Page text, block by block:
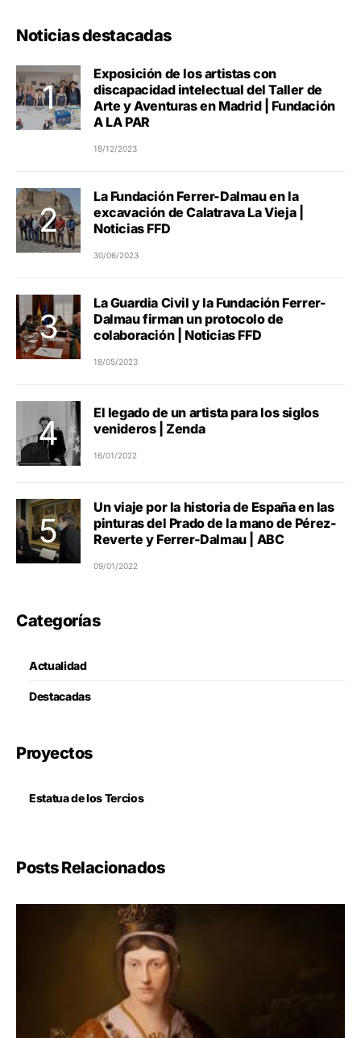
Noticias destacadas
Exposición de los artistas con
discapacidad intelectual del Taller de
Arte y Aventuras en Madrid | Fundación
A LA PAR
18/12/2023
La Fundación Ferrer-Dalmau en la
excavación de Calatrava La Vieja |
Noticias FFD
30/06/2023
La Guardia Civil y la Fundación Ferrer-
Dalmau firman un protocolo de
colaboración | Noticias FFD
18/05/2023
El legado de un artista para los siglos
venideros | Zenda
16/01/2022
Un viaje por la historia de España en las
pinturas del Prado de la mano de Pérez-
Reverte y Ferrer-Dalmau | ABC
09/01/2022
Categorías
Actualidad
Destacadas
Proyectos
Estatua de los Tercios
Posts Relacionados